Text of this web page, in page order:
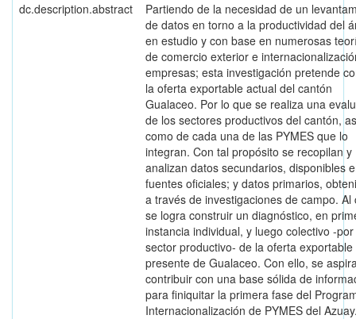
dc.description.abstract
Partiendo de la necesidad de un
de datos en torno a la productividad del
en estudio y con base en numerosas
de comercio exterior e
empresas; esta investigación pretende
la oferta exportable actual del cantón
Gualaceo. Por lo que se realiza una
de los sectores productivos del cantón,
como de cada una de las PYMES que lo
integran. Con tal propósito se recopilan y
analizan datos secundarios, disponibles
fuentes oficiales; y datos primarios,
a través de investigaciones de campo. Al
se logra construir un diagnóstico, en
instancia individual, y luego colectivo -por
sector productivo- de la oferta exportable
presente de Gualaceo. Con ello, se
contribuir con una base sólida de
para finiquitar la primera fase del
Internacionalización de PYMES del